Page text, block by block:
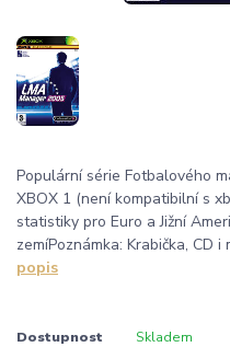
Populární série Fotbalového
XBOX 1 (není kompatibilní s
statistiky pro Euro a Jižní
zemíPoznámka: Krabička, CD
popis
Dostupnost Skladem